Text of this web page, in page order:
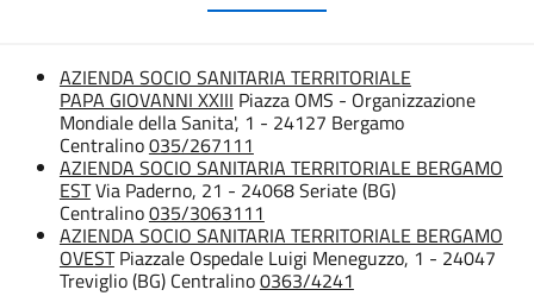
AZIENDA SOCIO SANITARIA TERRITORIALE
PAPA GIOVANNI XXIII Piazza OMS - Organizzazione
Mondiale della Sanita', 1 - 24127 Bergamo
Centralino035/267111
AZIENDA SOCIO SANITARIA TERRITORIALE BERGAMO
ESTVia Paderno, 21 - 24068 Seriate (BG)
Centralino035/3063111
AZIENDA SOCIO SANITARIA TERRITORIALE BERGAMO
OVESTPiazzale Ospedale Luigi Meneguzzo, 1 - 24047
Treviglio (BG) Centralino0363/4241